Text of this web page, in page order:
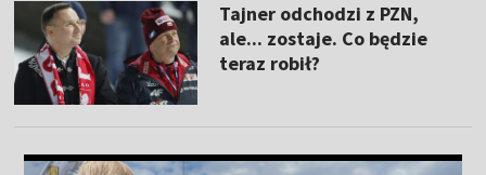
Tajner odchodzi z PZN,
ale... zostaje. Co będzie
teraz robił?